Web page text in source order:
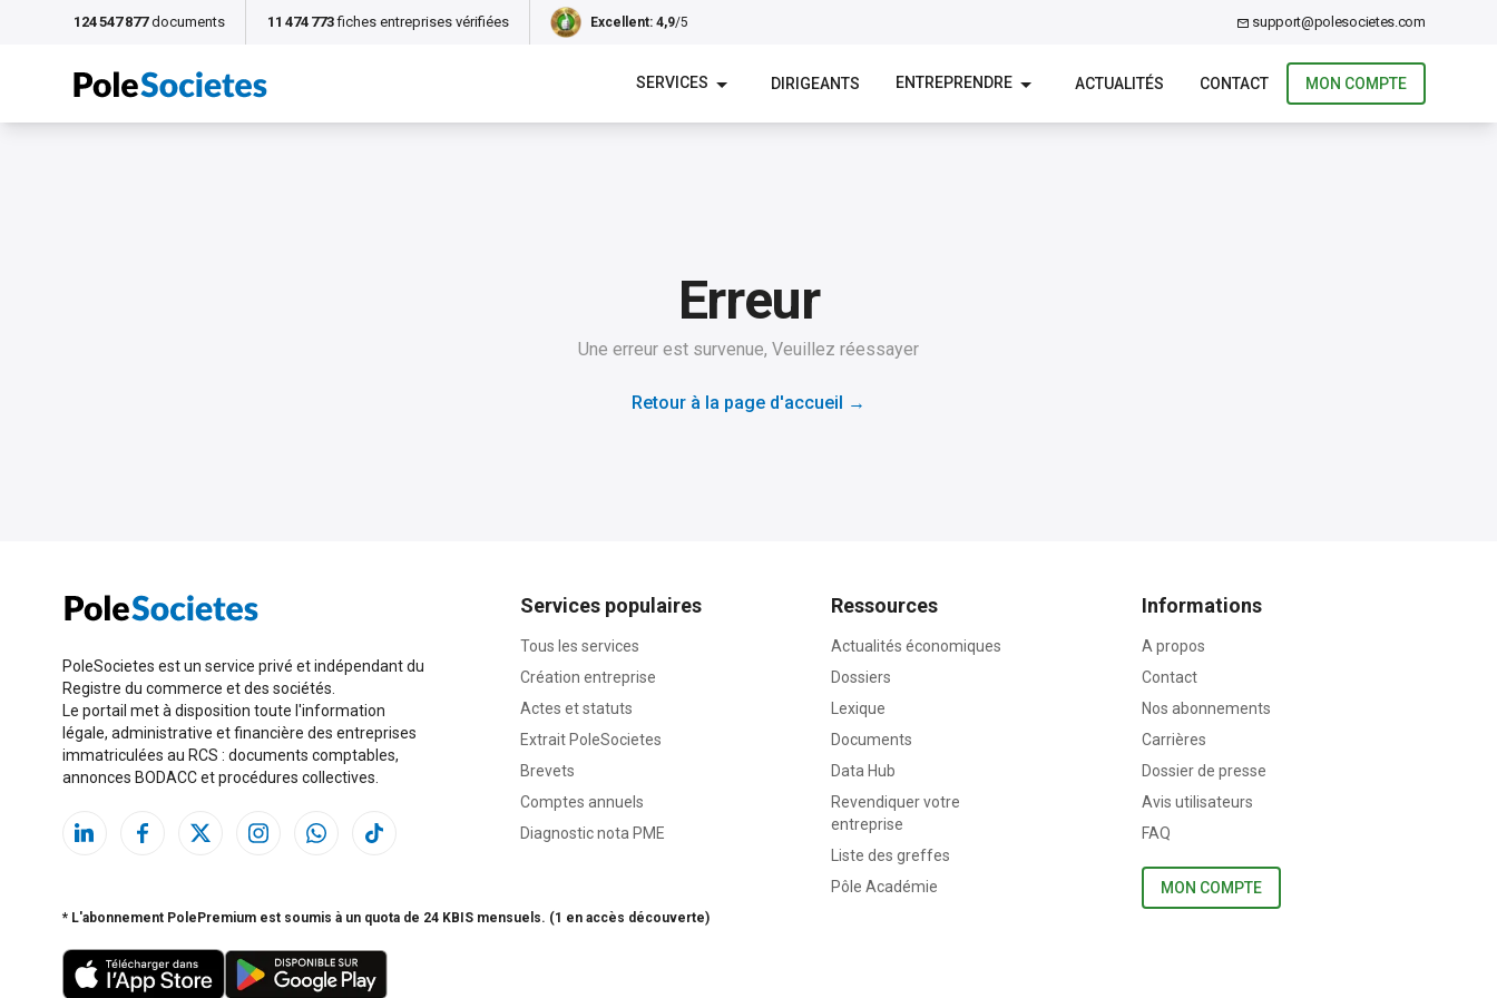
124 547 877 documents 11 474 773 fiches entreprises vérifiées Excellent: 4,9/5 support@polesocietes.com
SERVICES DIRIGEANTS ENTREPRENDRE ACTUALITÉS CONTACT MON COMPTE
Erreur
Une erreur est survenue, Veuillez réessayer
Retour à la page d'accueil →
PoleSocietes est un service privé et indépendant du
Registre du commerce et des sociétés.
Le portail met à disposition toute l'information
légale, administrative et financière des entreprises
immatriculées au RCS : documents comptables,
annonces BODACC et procédures collectives.
Services populaires
Tous les services
Création entreprise
Actes et statuts
Extrait PoleSocietes
Brevets
Comptes annuels
Diagnostic nota PME
Ressources
Actualités économiques
Dossiers
Lexique
Documents
Data Hub
Revendiquer votre
entreprise
Liste des greffes
Pôle Académie
Informations
A propos
Contact
Nos abonnements
Carrières
Dossier de presse
Avis utilisateurs
FAQ
MON COMPTE
* L'abonnement PolePremium est soumis à un quota de 24 KBIS mensuels. (1 en accès découverte)